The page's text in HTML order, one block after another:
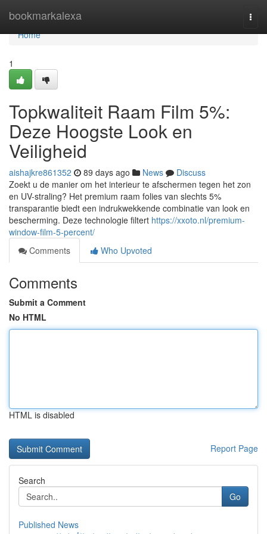
bookmarkalexa
Home
Home
1
Topkwaliteit Raam Film 5%:
Deze Hoogste Look en
Veiligheid
aishajkre861352 89 days ago News
Discuss
Zoekt u de manier om het interieur te afschermen tegen het zon
en UV-straling? Het premium raam folies van slechts 5%
transparantie biedt een indrukwekkende combinatie van look en
bescherming. Deze technologie filtert https://xxoto.nl/premium-
window-film-5-percent/
Comments
Who Upvoted
Comments
Submit a Comment
No HTML
HTML is disabled
Report Page
Search
Go
Published News